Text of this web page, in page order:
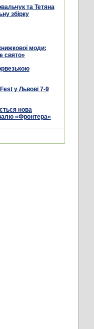
та Тетяна
збірку
моди:
свято»
у Львові 7-9
нова
«Фронтера»